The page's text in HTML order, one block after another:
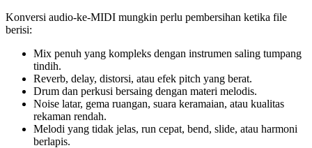
Konversi audio-ke-MIDI mungkin perlu pembersihan ketika file
berisi:
Mix penuh yang kompleks dengan instrumen saling tumpang
tindih.
Reverb, delay, distorsi, atau efek pitch yang berat.
Drum dan perkusi bersaing dengan materi melodis.
Noise latar, gema ruangan, suara keramaian, atau kualitas
rekaman rendah.
Melodi yang tidak jelas, run cepat, bend, slide, atau harmoni
berlapis.